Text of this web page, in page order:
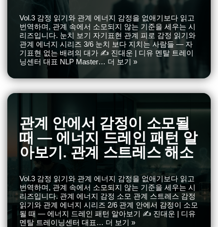
Vol.3 감정 읽기와 관계 에너지 감정을 없애기보다 읽고
번역하며, 관계 속에서 소모되지 않는 기준을 세우는 시
리즈입니다. 눈치 보기 자기표현 관계 피로 감정 읽기와
관계 에너지 시리즈 3/6 눈치 보다 지치는 사람들 — 자
기표현 없는 배려의 대가 ✍️ 진대운 | 디유 멘탈 트레이
닝센터 대표 NLP Master… 더 보기 »
관계 안에서 감정이 소모될
때 — 에너지 드레인 패턴 알
아보기. 관계 스트레스 해소
Vol.3 감정 읽기와 관계 에너지 감정을 없애기보다 읽고
번역하며, 관계 속에서 소모되지 않는 기준을 세우는 시
리즈입니다. 관계 에너지 감정 소모 관계 스트레스 감정
읽기와 관계 에너지 시리즈 2/6 관계 안에서 감정이 소모
될 때 — 에너지 드레인 패턴 알아보기 ✍️ 진대운 | 디유
멘탈 트레이닝센터 대표… 더 보기 »